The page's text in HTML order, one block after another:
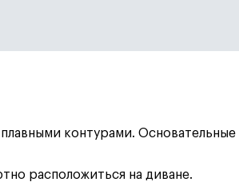
контурами. Основательные
расположиться на диване.